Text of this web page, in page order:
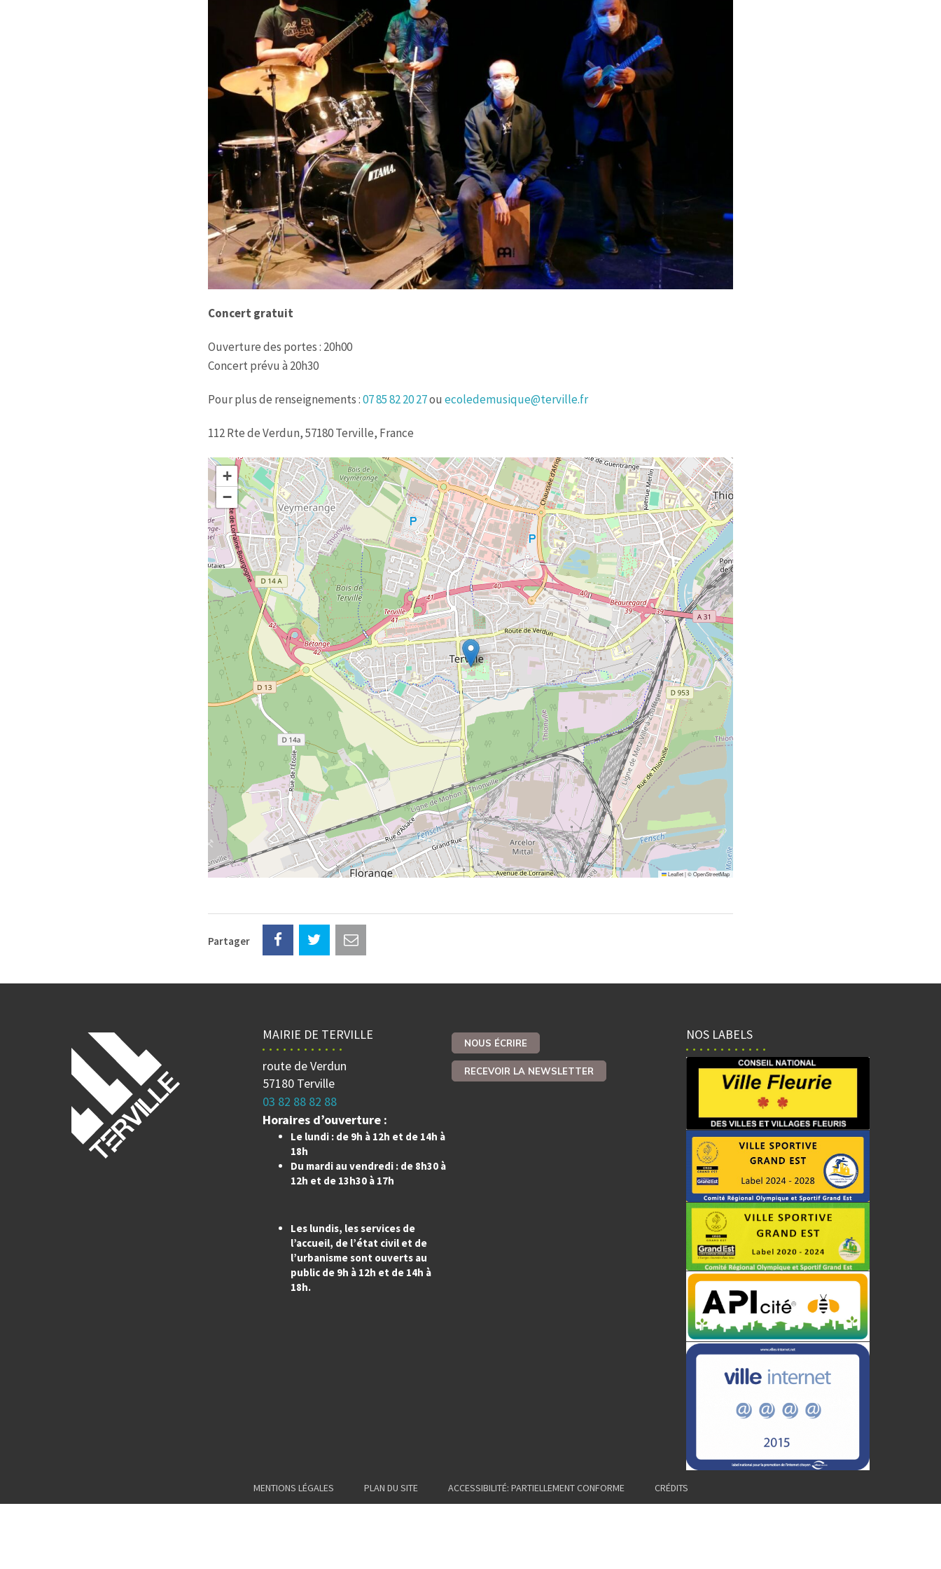
Concert gratuit
Ouverture des portes : 20h00
Concert prévu à 20h30
Pour plus de renseignements :07 85 82 20 27ou ecoledemusique@terville.fr
112 Rte de Verdun, 57180 Terville, France
+
−
Leaflet|©OpenStreetMap
Partager
MAIRIE DE TERVILLE
route de Verdun
57180 Terville
03 82 88 82 88
Horaires d’ouverture :
Le lundi : de 9h à 12h et de 14h à
18h
Du mardi au vendredi : de 8h30 à
12h et de 13h30 à 17h
Les lundis, les services de
l’accueil, de l’état civil et de
l’urbanisme sont ouverts au
public de 9h à 12h et de 14h à
18h.
NOUS ÉCRIRE
RECEVOIR LA NEWSLETTER
NOS LABELS
MENTIONS LÉGALES PLAN DU SITE ACCESSIBILITÉ: PARTIELLEMENT CONFORME CRÉDITS